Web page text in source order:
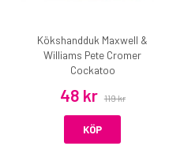
Kökshandduk Maxwell &
Williams Pete Cromer
Cockatoo
48 kr 119 kr
KÖP